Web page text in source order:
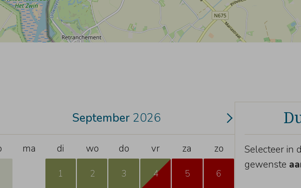
September 2026
ma di wo do vr za zo
1 2 3 4 5 6
Selecteer in
gewenste